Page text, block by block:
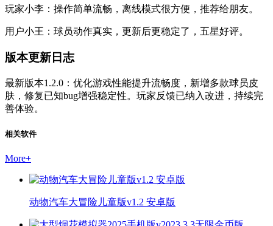
玩家小李：操作简单流畅，离线模式很方便，推荐给朋友。
用户小王：球员动作真实，更新后更稳定了，五星好评。
版本更新日志
最新版本1.2.0：优化游戏性能提升流畅度，新增多款球员皮
肤，修复已知bug增强稳定性。玩家反馈已纳入改进，持续完
善体验。
相关软件
More+
动物汽车大冒险儿童版v1.2 安卓版